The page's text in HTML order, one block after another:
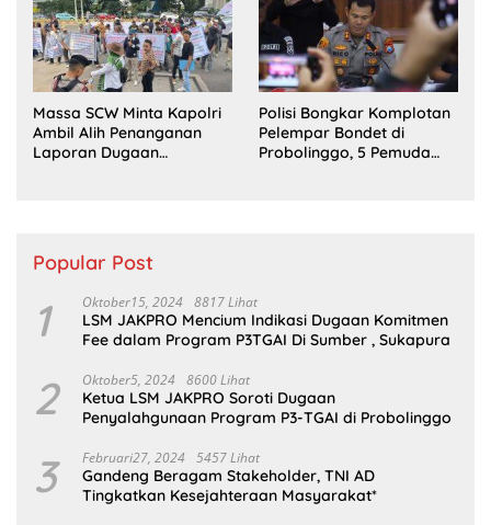
Massa SCW Minta Kapolri
Ambil Alih Penanganan
Laporan Dugaan
Polisi Bongkar Komplotan
Pelempar Bondet di
Probolinggo, 5 Pemuda
Popular Post
1 Oktober15, 2024 8817 Lihat
LSM JAKPRO Mencium Indikasi Dugaan Komitmen
Fee dalam Program P3TGAI Di Sumber , Sukapura
2 Oktober5, 2024 8600 Lihat
Ketua LSM JAKPRO Soroti Dugaan
Penyalahgunaan Program P3-TGAI di Probolinggo
3 Februari27, 2024 5457 Lihat
Gandeng Beragam Stakeholder, TNI AD
Tingkatkan Kesejahteraan Masyarakat*